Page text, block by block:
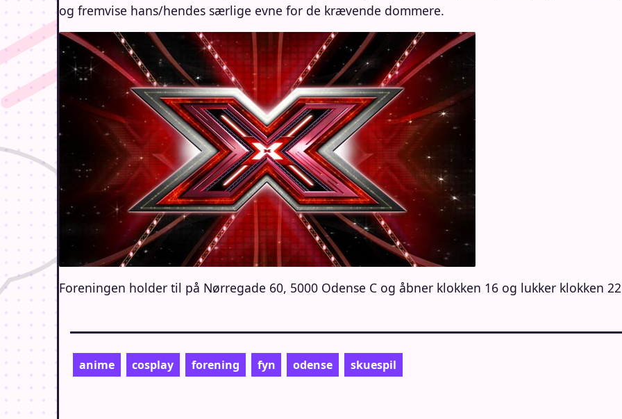
og fremvise hans/hendes særlige evne for de krævende dommere.
Foreningen holder til på Nørregade 60, 5000 Odense C og åbner klokken 16 og lukker klokken
anime cosplay forening fyn odense skuespil